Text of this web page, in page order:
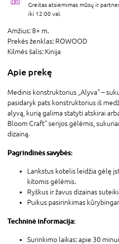
Greitas atsiėmimas mūsų ir
iki 12:00 val.
Amžius: 8+ m.
Prekės ženklas: ROWOOD
Kilmės šalis: Kinija
Apie prekę
Medinis konstruktorius „Alyva“ –
pasidaryk pats konstruktorius iš
alyvą, kurią galima statyti atskirai
Bloom Craft“ serijos gėlėmis,
dizainą.
Pagrindinės savybės:
Lankstus kotelis leidžia gėlę
kitomis gėlėmis.
Ryškus ir žavus dizainas
Puikus pasirinkimas
Techninė informacija:
Surinkimo laikas: apie 30